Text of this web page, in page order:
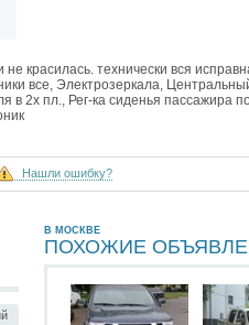
красилась. технически вся
все, Электрозеркала,
в 2х пл., Рег-ка сиденья пассажира
Нашли ошибку?
В МОСКВЕ
ПОХОЖИЕ